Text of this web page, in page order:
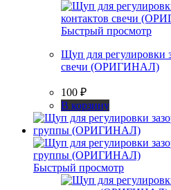
Быстрый просмотр
Щуп для регулировки
свечи (ОРИГИНАЛ)
100 ₽
В корзину
Быстрый просмотр